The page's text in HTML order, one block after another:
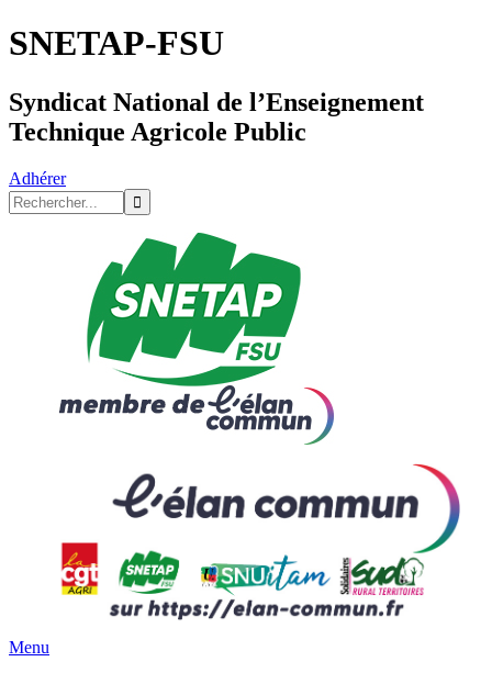
SNETAP-FSU
Syndicat National de l’Enseignement
Technique Agricole Public
Adhérer
Menu